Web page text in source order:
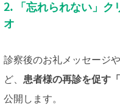
2. 「忘れられない」ク
オ
診察後のお礼メッセージ
ど、 患者様の再診を促す
公開します。